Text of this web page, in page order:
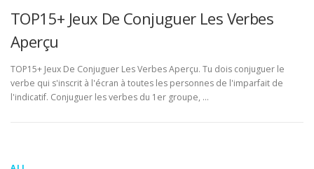
TOP15+ Jeux De Conjuguer Les Verbes
Aperçu
TOP15+ Jeux De Conjuguer Les Verbes Aperçu. Tu dois conjuguer le
verbe qui s'inscrit à l'écran à toutes les personnes de l'imparfait de
l'indicatif. Conjuguer les verbes du 1er groupe, …